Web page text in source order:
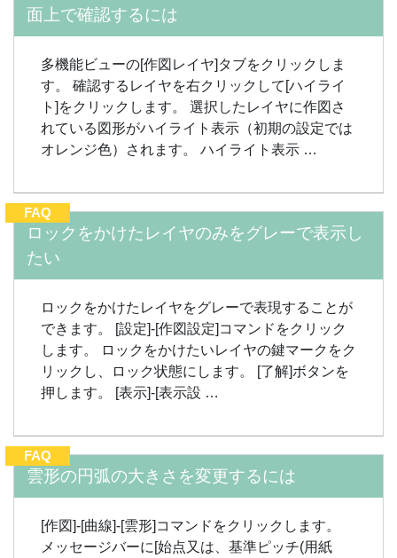
面上で確認するには
多機能ビューの[作図レイヤ]タブをクリックしま
す。 確認するレイヤを右クリックして[ハイライ
ト]をクリックします。 選択したレイヤに作図さ
れている図形がハイライト表示（初期の設定では
オレンジ色）されます。 ハイライト表示 …
FAQ
ロックをかけたレイヤのみをグレーで表示し
たい
ロックをかけたレイヤをグレーで表現することが
できます。 [設定]-[作図設定]コマンドをクリック
します。 ロックをかけたいレイヤの鍵マークをク
リックし、ロック状態にします。 [了解]ボタンを
押します。 [表示]-[表示設 …
FAQ
雲形の円弧の大きさを変更するには
[作図]-[曲線]-[雲形]コマンドをクリックします。
メッセージバーに[始点又は、基準ピッチ(用紙